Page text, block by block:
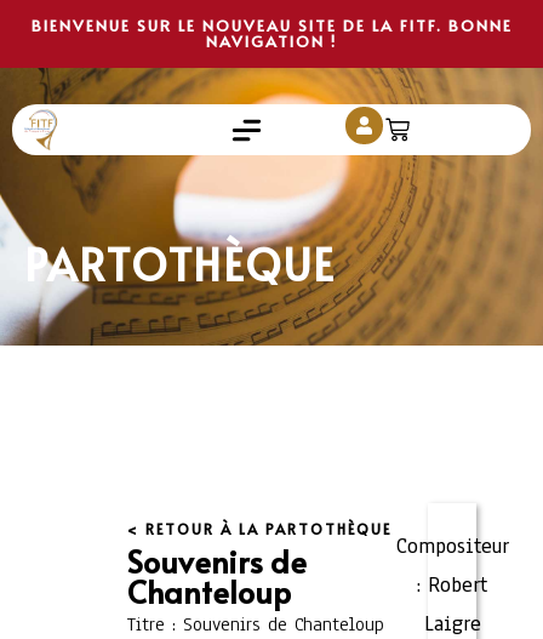
BIENVENUE SUR LE NOUVEAU SITE DE LA FITF. BONNE
NAVIGATION !
PARTOTHÈQUE
< RETOUR À LA PARTOTHÈQUE
Souvenirs de
Chanteloup
Titre : Souvenirs de Chanteloup
Compositeur
: Robert
Laigre